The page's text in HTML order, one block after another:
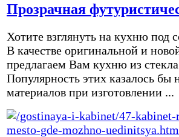
Прозрачная
Хотите взглянуть на кухню под
В качестве оригинальной и
предлагаем Вам кухню из
Популярность этих казалось бы
материалов при изготовлении ...